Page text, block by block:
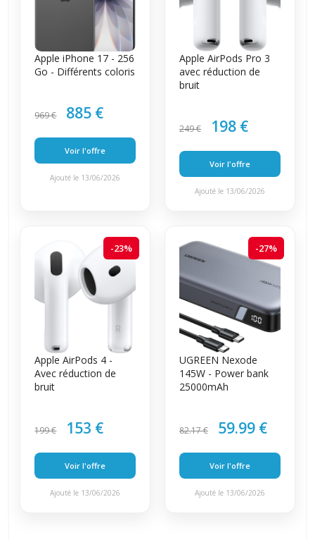
Apple iPhone 17 - 256
Go - Différents coloris
969 € 885 €
Voir l'offre
Ajouté le 13/06/2026
Apple AirPods Pro 3
avec réduction de
bruit
249 € 198 €
Voir l'offre
Ajouté le 13/06/2026
-23%
Apple AirPods 4 -
Avec réduction de
bruit
199 € 153 €
Voir l'offre
Ajouté le 13/06/2026
-27%
UGREEN Nexode
145W - Power bank
25000mAh
82.17 € 59.99 €
Voir l'offre
Ajouté le 13/06/2026